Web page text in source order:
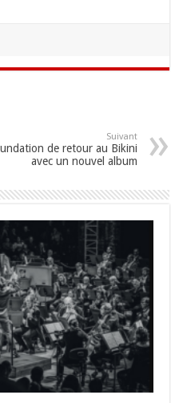
Suivant
de retour au Bikini
avec un nouvel album